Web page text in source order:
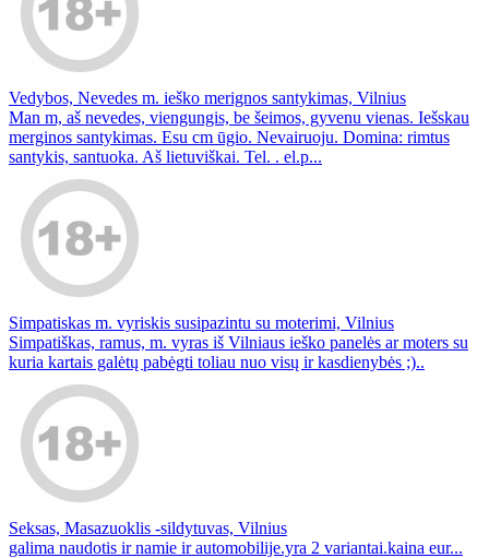
Vedybos, Nevedes m. ieško merignos santykimas, Vilnius
Man m, aš nevedes, viengungis, be šeimos, gyvenu vienas. Iešskau
merginos santykimas. Esu cm ūgio. Nevairuoju. Domina: rimtus
santykis, santuoka. Aš lietuviškai. Tel. . el.p...
Simpatiskas m. vyriskis susipazintu su moterimi, Vilnius
Simpatiškas, ramus, m. vyras iš Vilniaus ieško panelės ar moters su
kuria kartais galėtų pabėgti toliau nuo visų ir kasdienybės ;)..
Seksas, Masazuoklis -sildytuvas, Vilnius
galima naudotis ir namie ir automobilije.yra 2 variantai.kaina eur...